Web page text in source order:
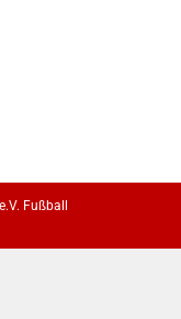
Fußball